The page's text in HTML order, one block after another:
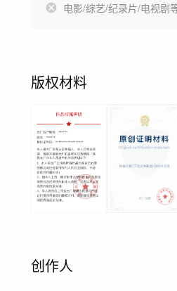
电影/综艺/纪录片/电视剧
版权材料
创作人